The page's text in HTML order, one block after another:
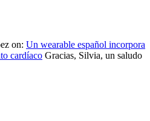
on: Un wearable español incorpora
cardíaco Gracias, Silvia, un saludo